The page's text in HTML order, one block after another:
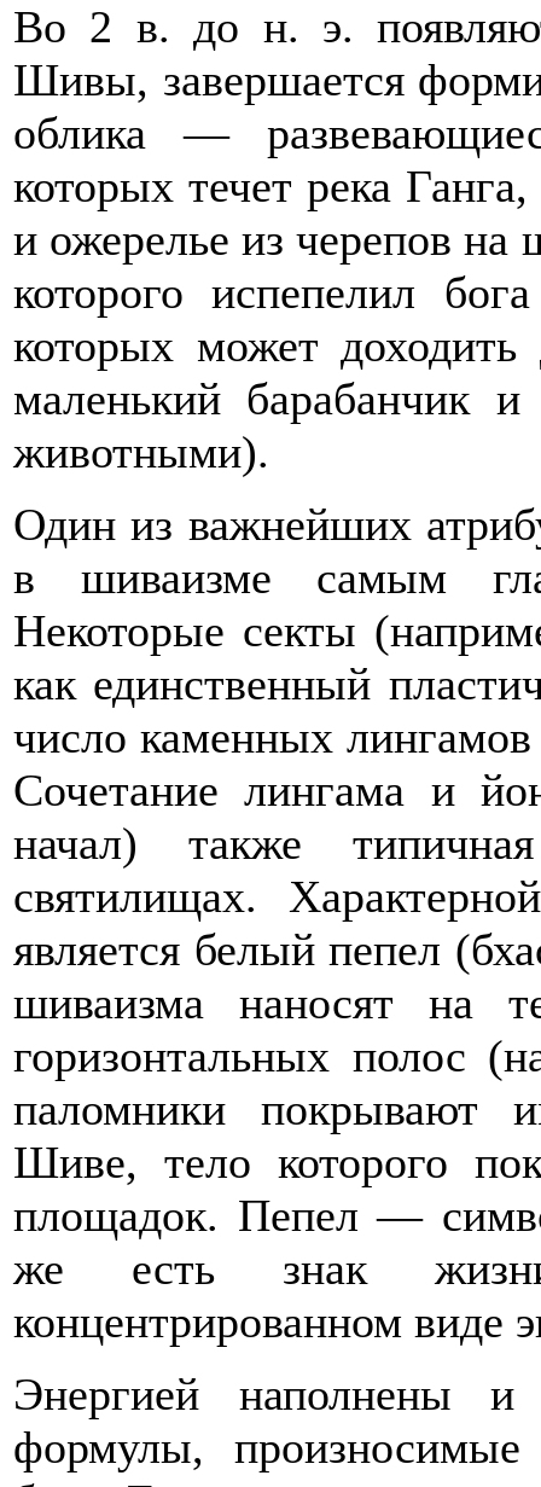
Во 2 в. до н. э.
Шивы, завершается
облика —
которых течет река
и ожерелье из черепов на
которого испепелил
которых может
маленький барабанчик
животными).
Один из важнейших
в шиваизме самым
Некоторые секты
как единственный
число каменных лингамов
Сочетание лингама и
начал) также
святилищах.
является белый пепел
шиваизма наносят на
горизонтальных полос
паломники покрывают
Шиве, тело которого
площадок. Пепел —
же есть знак
концентрированном виде
Энергией наполнены
формулы,